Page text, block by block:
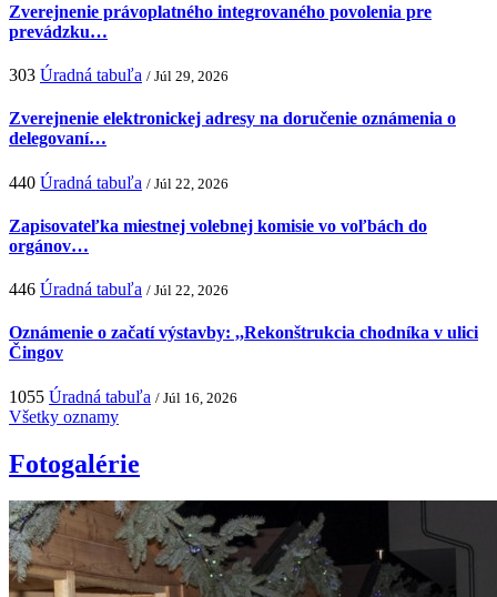
Zverejnenie právoplatného integrovaného povolenia pre
prevádzku…
303 Úradná tabuľa / Júl 29, 2026
Zverejnenie elektronickej adresy na doručenie oznámenia o
delegovaní…
440 Úradná tabuľa / Júl 22, 2026
Zapisovateľka miestnej volebnej komisie vo voľbách do
orgánov…
446 Úradná tabuľa / Júl 22, 2026
Oznámenie o začatí výstavby: ,,Rekonštrukcia chodníka v ulici
Čingov
1055 Úradná tabuľa / Júl 16, 2026
Všetky oznamy
Fotogalérie